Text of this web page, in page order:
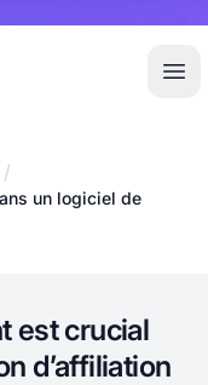
/
un logiciel de
est crucial
d’affiliation